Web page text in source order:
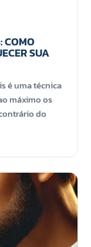
COMO
SUA
é uma técnica
máximo os
do